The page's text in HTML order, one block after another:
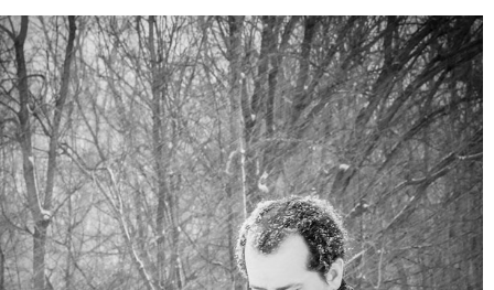
شما می توانید سرعت شاتر را تنها اندکی کم کرده و کمی تاری حرکتی
(motion blur) جزئی ثبت کنید.